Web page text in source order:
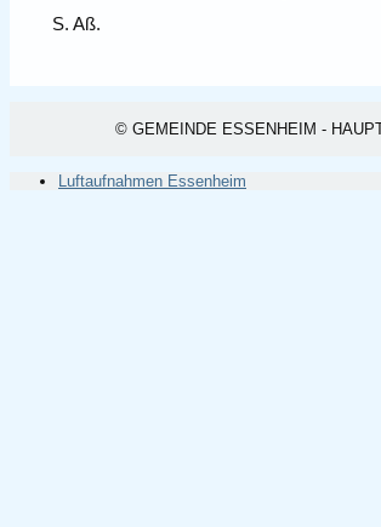
S. Aß.
© GEMEINDE ESSENHEIM -
Luftaufnahmen Essenheim